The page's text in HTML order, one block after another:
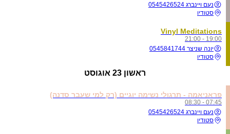
נעם ויינברג 0545426524
סטודיו
Vinyl Meditations
19:00 - 21:00
יונה שניצר 0545841744
סטודיו
ראשון 23 אוגוסט
פראניאמה - תרגולי נשימה יוגיים (רק למי שעבר סדנה)
07:45 - 08:30
נעם ויינברג 0545426524
סטודיו